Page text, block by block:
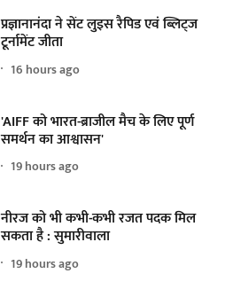
प्रज्ञानानंदा ने सेंट लुइस रैपिड एवं ब्लिट्ज
टूर्नामेंट जीता
16 hours ago
'AIFF को भारत-ब्राजील मैच के लिए पूर्ण
समर्थन का आश्वासन'
19 hours ago
नीरज को भी कभी-कभी रजत पदक मिल
सकता है : सुमारीवाला
19 hours ago